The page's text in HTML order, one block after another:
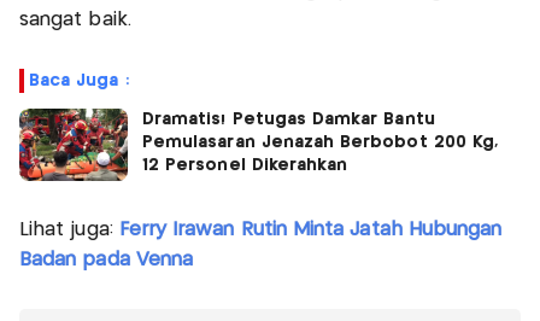
sangat baik.
Baca Juga :
Dramatis! Petugas Damkar Bantu
Pemulasaran Jenazah Berbobot 200 Kg,
12 Personel Dikerahkan
Lihat juga: Ferry Irawan Rutin Minta Jatah Hubungan
Badan pada Venna